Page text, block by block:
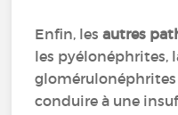
Enfin, lesautres
les pyélonéphrites,
conduire à une